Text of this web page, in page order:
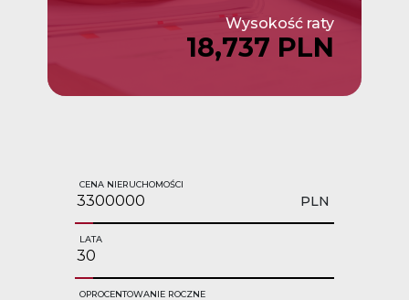
Wysokość raty
18,737 PLN
CENA NIERUCHOMOŚCI
PLN
LATA
OPROCENTOWANIE ROCZNE